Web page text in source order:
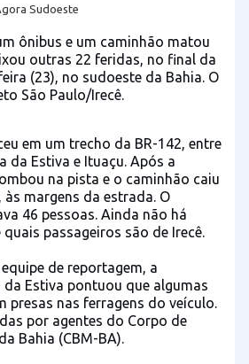
Sudoeste
ônibus e um caminhão matou
outras 22 feridas, no final da
(23), no sudoeste da Bahia. O
São Paulo/Irecê.
em um trecho da BR-142, entre
da Estiva e Ituaçu. Após a
na pista e o caminhão caiu
margens da estrada. O
46 pessoas. Ainda não há
passageiros são de Irecê.
de reportagem, a
da Estiva pontuou que algumas
presas nas ferragens do veículo.
por agentes do Corpo de
Bahia (CBM-BA).